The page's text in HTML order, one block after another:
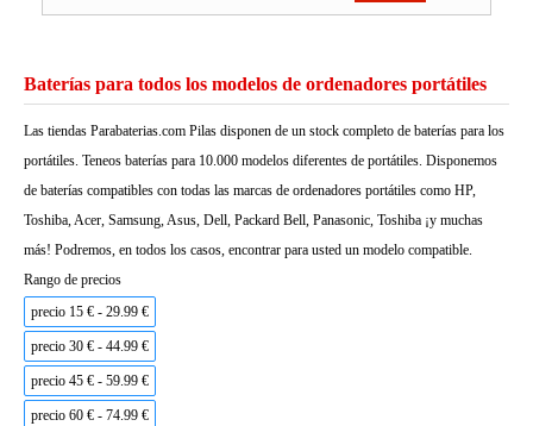
Baterías para todos los modelos de ordenadores portátiles
Las tiendas Parabaterias.com Pilas disponen de un stock completo de baterías para los
portátiles. Teneos baterías para 10.000 modelos diferentes de portátiles. Disponemos
de baterías compatibles con todas las marcas de ordenadores portátiles como HP,
Toshiba, Acer, Samsung, Asus, Dell, Packard Bell, Panasonic, Toshiba ¡y muchas
más! Podremos, en todos los casos, encontrar para usted un modelo compatible.
Rango de precios
precio 15 € - 29.99 €
precio 30 € - 44.99 €
precio 45 € - 59.99 €
precio 60 € - 74.99 €